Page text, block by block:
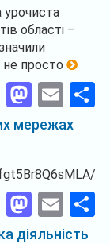
області –
не просто
Facebook
мережах
Facebook
діяльність